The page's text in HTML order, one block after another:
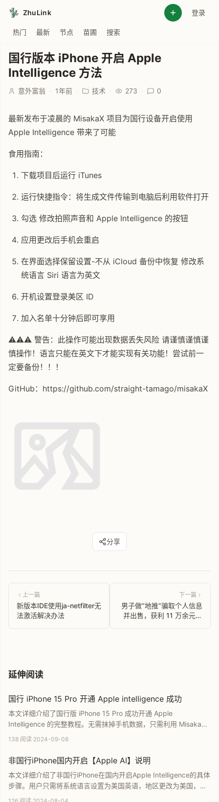
ZhuLink 登录
热门 最新 节点 苗圃 搜索
国行版本 iPhone 开启 Apple
Intelligence 方法
意外富翁 · 1年前 · 技术 · 273 · 0
最新发布于凌晨的 MisakaX 项目为国行设备开启使用
Apple Intelligence 带来了可能
食用指南：
下载项目后运行 iTunes
运行快捷指令：将生成文件传输到电脑后利用软件打开
勾选 修改拍照声音和 Apple Intelligence 的按钮
应用更改后手机会重启
在界面选择保留设置-不从 iCloud 备份中恢复 修改系
统语言 Siri 语言为英文
开机设置登录美区 ID
加入名单十分钟后即可享用
⚠️⚠️⚠️ 警告：此操作可能出现数据丢失风险 请谨慎谨慎谨
慎操作！语言只能在英文下才能实现有关功能！尝试前一
定要备份！！！
GitHub：https://github.com/straight-tamago/misakaX
分享
上一篇
新版本IDE使用ja-netfilter无
法激活解决办法
下一篇
男子做“地推”骗取个人信息
并出售，获利 11 万余元被
延伸阅读
国行 iPhone 15 Pro 开通 Apple intelligence 成功
本文详细介绍了国行版 iPhone 15 Pro 成功开通 Apple
Intelligence 的完整教程。无需抹掉手机数据，只需利用 MisakaX
工具和特定快捷指令，连接 Mac 即可快速完成设置。文章涵盖了从
抢先体验苹果最新的 AI 智能功能。
138 阅读·2024-09-08
非国行iPhone国内开启【Apple AI】说明
本文详细介绍了非国行iPhone在国内开启Apple Intelligence的具体
步骤。用户只需将系统语言设置为美国英语，地区更改为美国，并
登录非国区Apple ID即可直接使用，无需任何特殊网络环境。本教